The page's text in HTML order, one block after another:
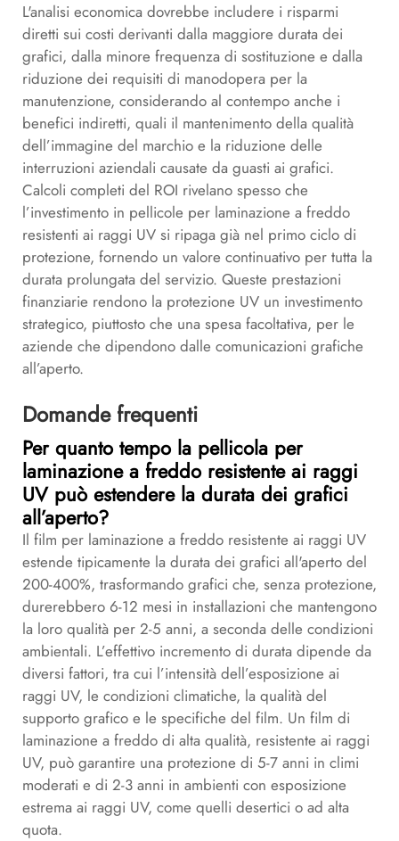
L'analisi economica dovrebbe includere i risparmi
diretti sui costi derivanti dalla maggiore durata dei
grafici, dalla minore frequenza di sostituzione e dalla
riduzione dei requisiti di manodopera per la
manutenzione, considerando al contempo anche i
benefici indiretti, quali il mantenimento della qualità
dell’immagine del marchio e la riduzione delle
interruzioni aziendali causate da guasti ai grafici.
Calcoli completi del ROI rivelano spesso che
l’investimento in pellicole per laminazione a freddo
resistenti ai raggi UV si ripaga già nel primo ciclo di
protezione, fornendo un valore continuativo per tutta la
durata prolungata del servizio. Queste prestazioni
finanziarie rendono la protezione UV un investimento
strategico, piuttosto che una spesa facoltativa, per le
aziende che dipendono dalle comunicazioni grafiche
all’aperto.
Domande frequenti
Per quanto tempo la pellicola per
laminazione a freddo resistente ai raggi
UV può estendere la durata dei grafici
all’aperto?
Il film per laminazione a freddo resistente ai raggi UV
estende tipicamente la durata dei grafici all'aperto del
200-400%, trasformando grafici che, senza protezione,
durerebbero 6-12 mesi in installazioni che mantengono
la loro qualità per 2-5 anni, a seconda delle condizioni
ambientali. L’effettivo incremento di durata dipende da
diversi fattori, tra cui l’intensità dell’esposizione ai
raggi UV, le condizioni climatiche, la qualità del
supporto grafico e le specifiche del film. Un film di
laminazione a freddo di alta qualità, resistente ai raggi
UV, può garantire una protezione di 5-7 anni in climi
moderati e di 2-3 anni in ambienti con esposizione
estrema ai raggi UV, come quelli desertici o ad alta
quota.